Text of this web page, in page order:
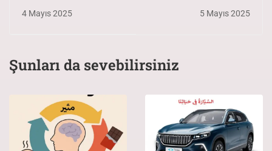
Nedenleri ve
4 Mayıs 2025 5 Mayıs 2025
Şunları da sevebilirsiniz